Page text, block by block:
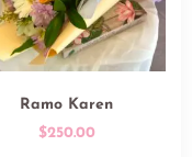
Ramo Karen
$250.00